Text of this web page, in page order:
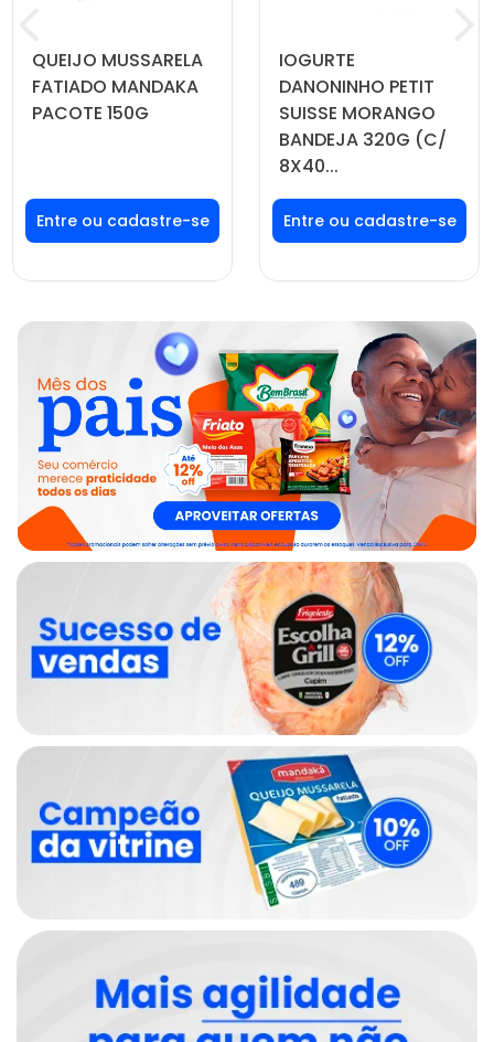
QUEIJO MUSSARELA
FATIADO MANDAKA
PACOTE 150G
Faça seu login ou
cadastre-se para
ver preços e
IOGURTE
DANONINHO PETIT
SUISSE MORANGO
BANDEJA 320G (C/
8X40...
Faça seu login ou
cadastre-se para
ver preços e